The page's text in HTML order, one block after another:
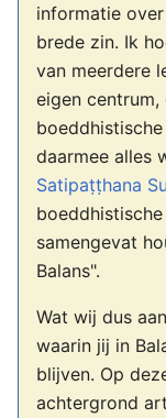
informatie
brede zin. Ik
van meerdere
eigen
daarmee alles
Satipaṭṭhana
samengevat
Balans".
Wat wij dus
waarin jij in
blijven. Op
achtergrond